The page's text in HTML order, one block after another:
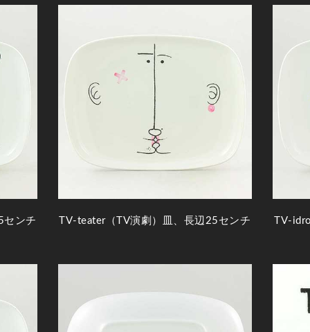
センチ TV-teater（TV演劇）皿、長辺25センチ TV-